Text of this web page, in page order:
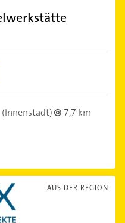
(Innenstadt)
7,7 km
AUS DER REGION